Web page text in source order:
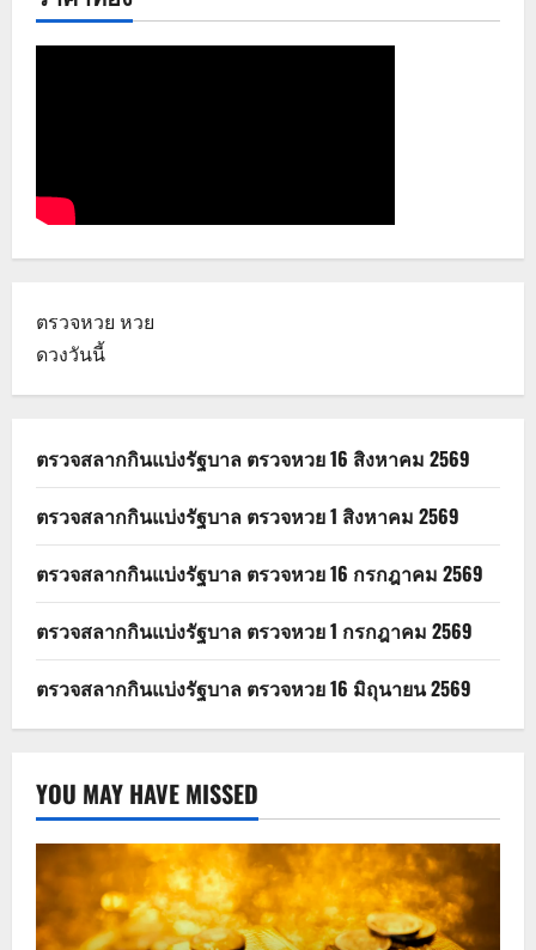
ตรวจหวย หวย
ดวงวันนี้
ตรวจสลากกินแบ่งรัฐบาล ตรวจหวย 16 สิงหาคม 2569
ตรวจสลากกินแบ่งรัฐบาล ตรวจหวย 1 สิงหาคม 2569
ตรวจสลากกินแบ่งรัฐบาล ตรวจหวย 16 กรกฎาคม 2569
ตรวจสลากกินแบ่งรัฐบาล ตรวจหวย 1 กรกฎาคม 2569
ตรวจสลากกินแบ่งรัฐบาล ตรวจหวย 16 มิถุนายน 2569
YOU MAY HAVE MISSED